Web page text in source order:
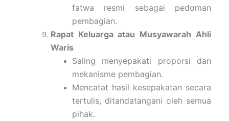
fatwa resmi sebagai pedoman
pembagian.
Rapat Keluarga atau Musyawarah Ahli
Waris
Saling menyepakati proporsi dan
mekanisme pembagian.
Mencatat hasil kesepakatan secara
tertulis, ditandatangani oleh semua
pihak.